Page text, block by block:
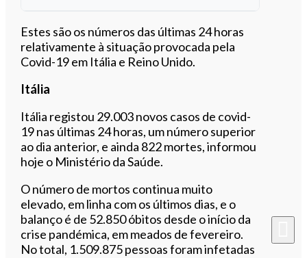
Ouvir este artigo
Estes são os números das últimas 24 horas
relativamente à situação provocada pela
Covid-19 em Itália e Reino Unido.
Itália
Itália registou 29.003 novos casos de covid-
19 nas últimas 24 horas, um número superior
ao dia anterior, e ainda 822 mortes, informou
hoje o Ministério da Saúde.
O número de mortos continua muito
elevado, em linha com os últimos dias, e o
balanço é de 52.850 óbitos desde o início da
crise pandémica, em meados de fevereiro.
No total, 1.509.875 pessoas foram infetadas